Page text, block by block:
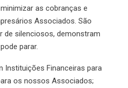
as cobranças e
Associados. São
de silenciosos, demonstram
parar.
Financeiras para
os nossos Associados;